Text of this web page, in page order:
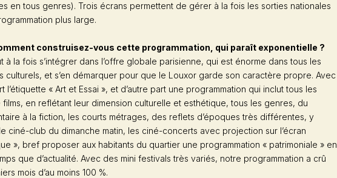
en tous genres). Trois écrans permettent de gérer à la fois les sorties nationales
plus large.
construisez-vous cette programmation, qui paraît exponentielle ?
à la fois s’intégrer dans l’offre globale parisienne, qui est énorme dans tous les
culturels, et s’en démarquer pour que le Louxor garde son caractère propre. Avec
l’étiquette « Art et Essai », et d’autre part une programmation qui inclut tous les
en reflétant leur dimension culturelle et esthétique, tous les genres, du
à la fiction, les courts métrages, des reflets d’époques très différentes, y
ciné-club du dimanche matin, les ciné-concerts avec projection sur l’écran
», bref proposer aux habitants du quartier une programmation « patrimoniale » en
que d’actualité. Avec des mini festivals très variés, notre programmation a crû
mois d’au moins 100 %.